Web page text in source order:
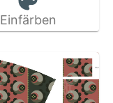
Einfärben